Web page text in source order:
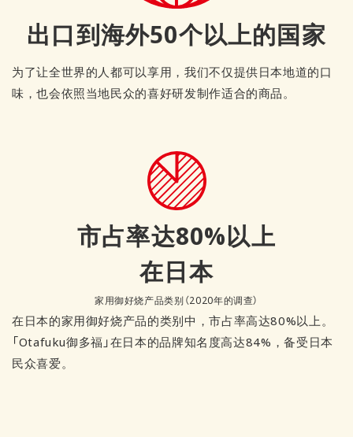
出口到海外50个以上的国家
为了让全世界的人都可以享用，我们不仅提供日本地道的口
味，也会依照当地民众的喜好研发制作适合的商品。
市占率达80%以上
在日本
家用御好烧产品类别（2020年的调查）
在日本的家用御好烧产品的类别中，市占率高达80%以上。
「Otafuku御多福」在日本的品牌知名度高达84%，备受日本
民众喜爱。